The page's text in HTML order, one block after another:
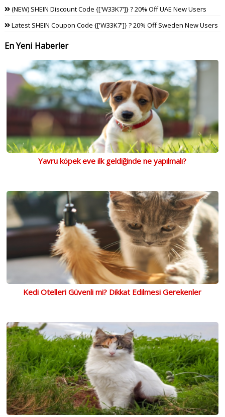
(NEW) SHEIN Discount Code {['W33K7']} ? 20% Off UAE New Users
Latest SHEIN Coupon Code {['W33K7']} ? 20% Off Sweden New Users
En Yeni Haberler
Yavru köpek eve ilk geldiğinde ne yapılmalı?
Kedi Otelleri Güvenli mi? Dikkat Edilmesi Gerekenler